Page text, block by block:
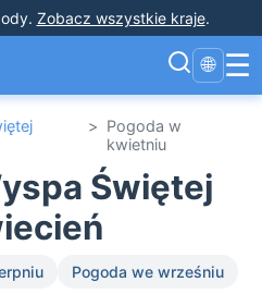
. Zobacz wszystkie kraje.
🌐 ☰
> Pogoda w
kwietniu
Świętej
Pogoda we wrześniu